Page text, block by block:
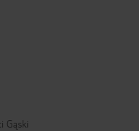
Gąski